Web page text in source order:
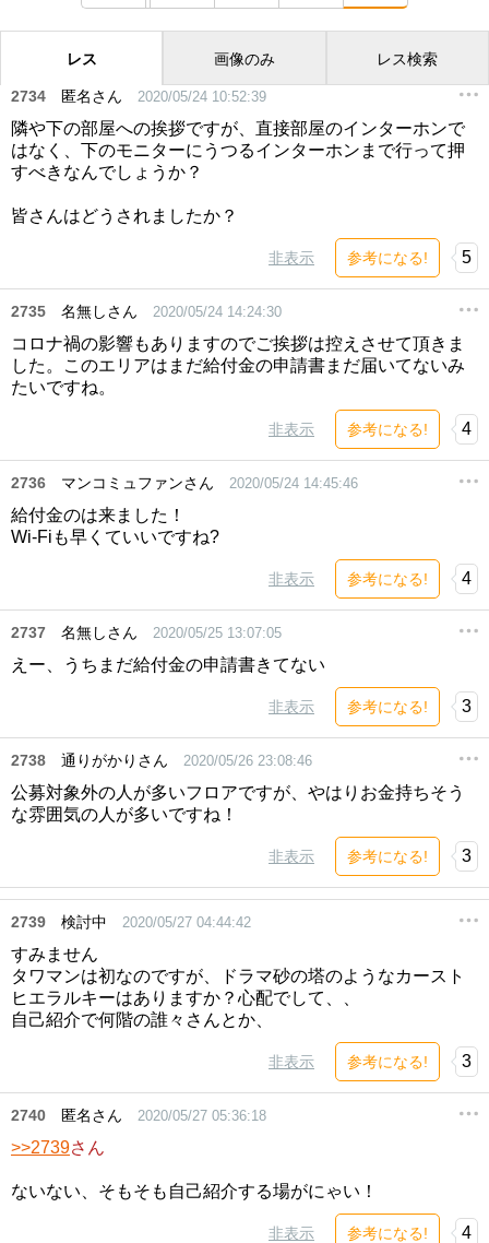
レス 画像のみ レス検索
2734 匿名さん 2020/05/24 10:52:39
隣や下の部屋への挨拶ですが、直接部屋のインターホンで
はなく、下のモニターにうつるインターホンまで行って押
すべきなんでしょうか？
皆さんはどうされましたか？
非表示 参考になる! 5
2735 名無しさん 2020/05/24 14:24:30
コロナ禍の影響もありますのでご挨拶は控えさせて頂きま
した。このエリアはまだ給付金の申請書まだ届いてないみ
たいですね。
非表示 参考になる! 4
2736 マンコミュファンさん 2020/05/24 14:45:46
給付金のは来ました！
Wi-Fiも早くていいですね?
非表示 参考になる! 4
2737 名無しさん 2020/05/25 13:07:05
えー、うちまだ給付金の申請書きてない
非表示 参考になる! 3
2738 通りがかりさん 2020/05/26 23:08:46
公募対象外の人が多いフロアですが、やはりお金持ちそう
な雰囲気の人が多いですね！
非表示 参考になる! 3
2739 検討中 2020/05/27 04:44:42
すみません
タワマンは初なのですが、ドラマ砂の塔のようなカースト
ヒエラルキーはありますか？心配でして、、
自己紹介で何階の誰々さんとか、
非表示 参考になる! 3
2740 匿名さん 2020/05/27 05:36:18
>>2739さん
ないない、そもそも自己紹介する場がにゃい！
非表示 参考になる! 4